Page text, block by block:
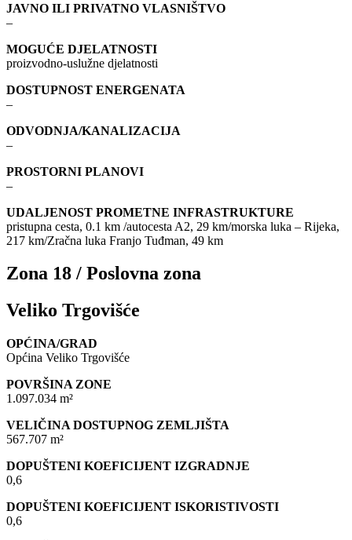
JAVNO ILI PRIVATNO VLASNIŠTVO
–
MOGUĆE DJELATNOSTI
proizvodno-uslužne djelatnosti
DOSTUPNOST ENERGENATA
–
ODVODNJA/KANALIZACIJA
–
PROSTORNI PLANOVI
–
UDALJENOST PROMETNE INFRASTRUKTURE
pristupna cesta, 0.1 km /autocesta A2, 29 km/morska luka – Rijeka,
217 km/Zračna luka Franjo Tuđman, 49 km
Zona 18 / Poslovna zona
Veliko Trgovišće
OPĆINA/GRAD
Općina Veliko Trgovišće
POVRŠINA ZONE
1.097.034 m²
VELIČINA DOSTUPNOG ZEMLJIŠTA
567.707 m²
DOPUŠTENI KOEFICIJENT IZGRADNJE
0,6
DOPUŠTENI KOEFICIJENT ISKORISTIVOSTI
0,6